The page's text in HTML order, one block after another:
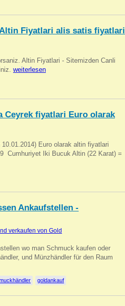
Fiyatlari alis satis fiyatlari
Altin Fiyatlari - Sitemizden Canli
weiterlesen
Ceyrek fiyatlari Euro olarak
Euro olarak altin fiyatlari
Cumhuriyet Iki Bucuk Altin (22 Karat) =
Ankaufstellen -
verkaufen von Gold
wo man Schmuck kaufen oder
und Münzhändler für den Raum
goldankauf